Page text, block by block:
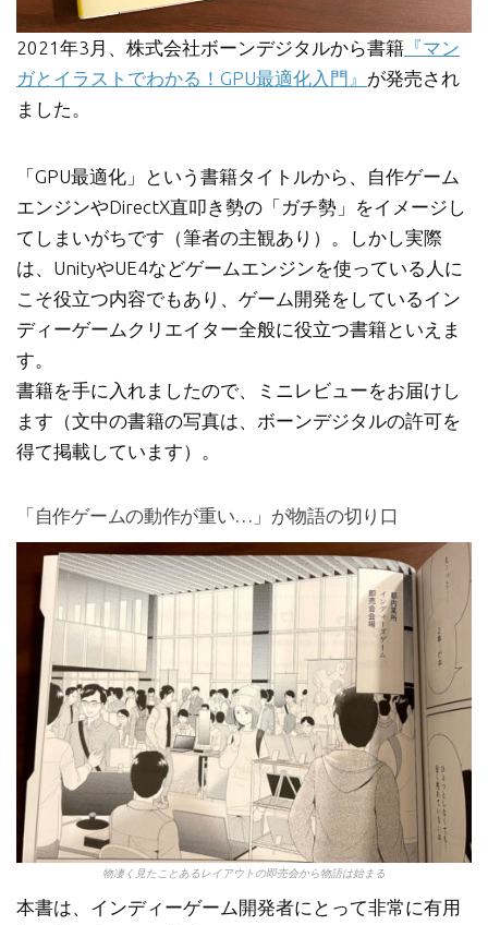
2021年3月、株式会社ボーンデジタルから書籍 『マン
ガとイラストでわかる！GPU最適化入門』 が発売され
ました。
「GPU最適化」という書籍タイトルから、自作ゲーム
エンジンやDirectX直叩き勢の「ガチ勢」をイメージし
てしまいがちです（筆者の主観あり）。しかし実際
は、UnityやUE4などゲームエンジンを使っている人に
こそ役立つ内容でもあり、ゲーム開発をしているイン
ディーゲームクリエイター全般に役立つ書籍といえま
す。
書籍を手に入れましたので、ミニレビューをお届けし
ます（文中の書籍の写真は、ボーンデジタルの許可を
得て掲載しています）。
「自作ゲームの動作が重い…」が物語の切り口
物凄く見たことあるレイアウトの即売会から物語は始まる
本書は、インディーゲーム開発者にとって非常に有用